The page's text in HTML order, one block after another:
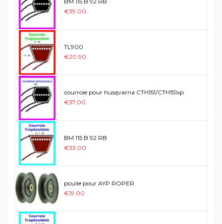
€39.00
TL900
€20.90
courroie pour husqvarna CTH151/CTH151xp
€37.00
BM 115 B 92 RB
€33.00
poulie pour AYP ROPER
€19.00